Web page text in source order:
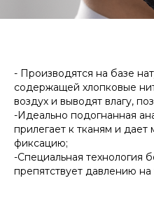
- Производятся на базе
содержащей хлопковые
воздух и выводят влагу,
-Идеально подогнанная
прилегает к тканям и
фиксацию;
-Специальная технология
препятствует давлению